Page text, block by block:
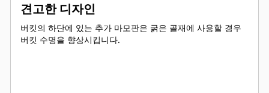
견고한 디자인
버킷의 하단에 있는 추가 마모판은 굵은 골재에 사용할 경우
버킷 수명을 향상시킵니다.